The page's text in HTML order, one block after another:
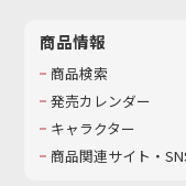
商品情報
商品検索
発売カレンダー
キャラクター
商品関連サイト・